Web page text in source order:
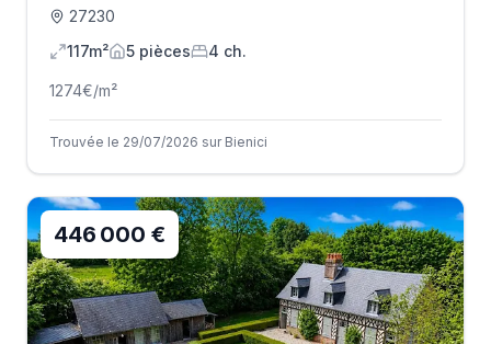
27230
117m²
5 pièces 4 ch.
1274€/m²
Trouvée le 29/07/2026 sur Bienici
446 000 €